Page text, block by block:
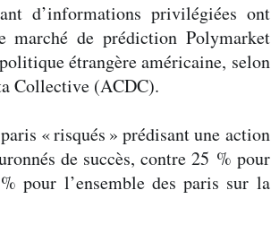
d’informations privilégiées ont
marché de prédiction Polymarket
étrangère américaine, selon
Collective (ACDC).
«risqués » prédisant une action
de succès, contre 25 % pour
pour l’ensemble des paris sur la